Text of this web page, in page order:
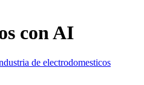
con AI